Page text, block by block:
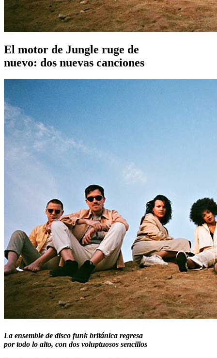
El motor de Jungle ruge de
nuevo: dos nuevas canciones
La ensemble de disco funk británica regresa
por todo lo alto, con dos voluptuosos sencillos